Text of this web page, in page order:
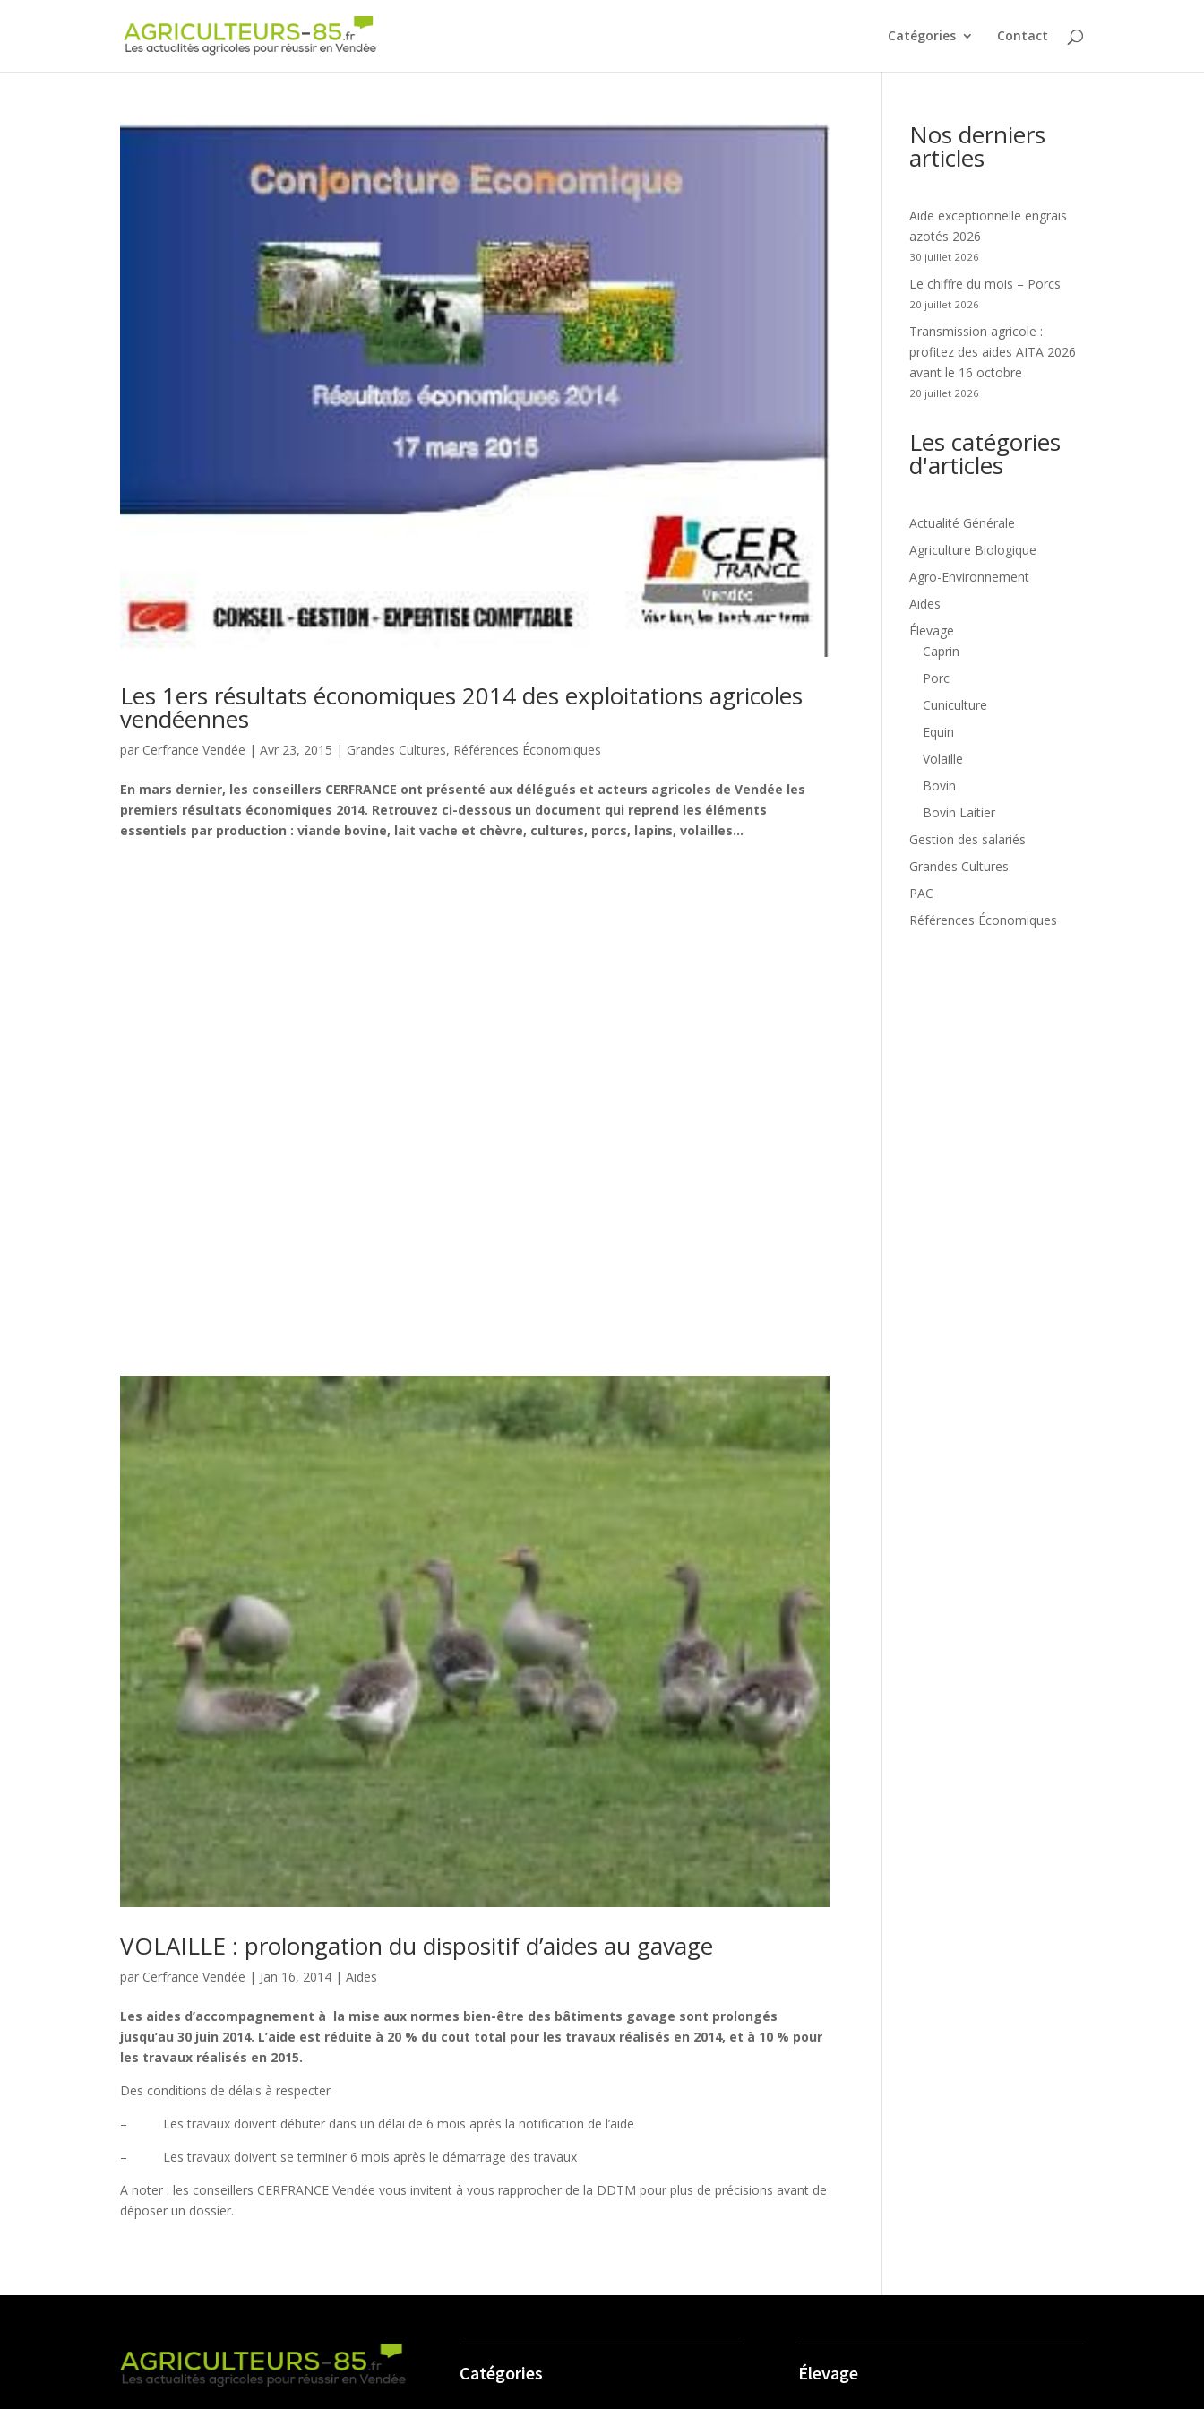
Catégories Contact
Les 1ers résultats économiques 2014 des exploitations agricoles
vendéennes
par Cerfrance Vendée |Avr 23, 2015 | Grandes Cultures, Références Économiques
En mars dernier, les conseillers CERFRANCE ont présenté aux délégués et acteurs agricoles de Vendée les
premiers résultats économiques 2014. Retrouvez ci-dessous un document qui reprend les éléments
essentiels par production : viande bovine, lait vache et chèvre, cultures, porcs, lapins, volailles…
VOLAILLE : prolongation du dispositif d’aides au gavage
par Cerfrance Vendée | Jan 16, 2014 |Aides
Les aides d’accompagnement à la mise aux normes bien-être des bâtiments gavage sont prolongés
jusqu’au 30 juin 2014. L’aide est réduite à 20 % du cout total pour les travaux réalisés en 2014, et à 10 % pour
les travaux réalisés en 2015.
Des conditions de délais à respecter
– Les travaux doivent débuter dans un délai de 6 mois après la notification de l’aide
– Les travaux doivent se terminer 6 mois après le démarrage des travaux
A noter : les conseillers CERFRANCE Vendée vous invitent à vous rapprocher de la DDTM pour plus de précisions avant de
déposer un dossier.
Nos derniers
articles
Aide exceptionnelle engrais
azotés 2026
30 juillet 2026
Le chiffre du mois – Porcs
20 juillet 2026
Transmission agricole :
profitez des aides AITA 2026
avant le 16 octobre
20 juillet 2026
Les catégories
d'articles
Actualité Générale
Agriculture Biologique
Agro-Environnement
Aides
Élevage
Caprin
Porc
Cuniculture
Equin
Volaille
Bovin
Bovin Laitier
Gestion des salariés
Grandes Cultures
PAC
Références Économiques
Catégories Élevage